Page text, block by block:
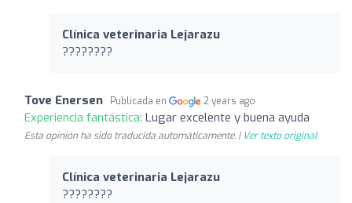
Clínica veterinaria Lejarazu
????????
Tove Enersen Publicada en 2 years ago
Experiencia fantástica: Lugar excelente y buena ayuda
Esta opinión ha sido traducida automáticamente. | Ver texto original
Clínica veterinaria Lejarazu
????????